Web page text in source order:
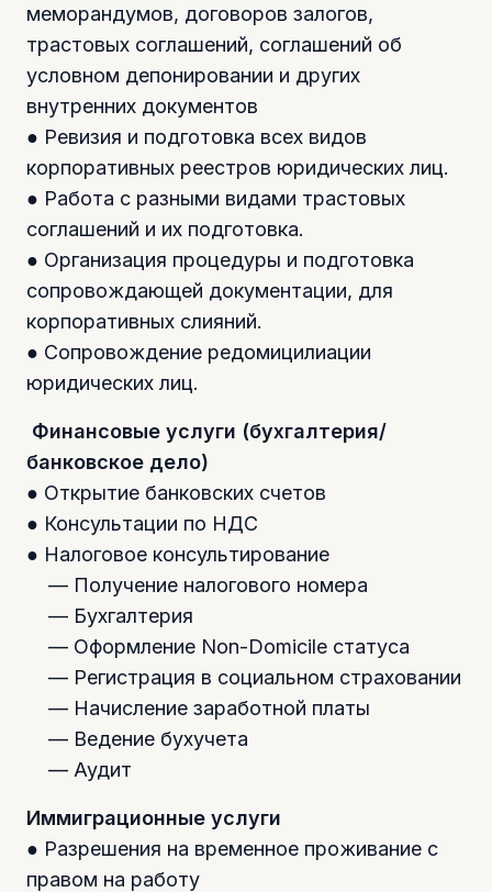
меморандумов, договоров залогов,
трастовых соглашений, соглашений об
условном депонировании и других
внутренних документов
● Ревизия и подготовка всех видов
корпоративных реестров юридических лиц.
● Работа с разными видами трастовых
соглашений и их подготовка.
● Организация процедуры и подготовка
сопровождающей документации, для
корпоративных слияний.
● Сопровождение редомицилиации
юридических лиц.
Финансовые услуги (бухгалтерия/
банковское дело)
● Открытие банковских счетов
● Консультации по НДС
● Налоговое консультирование
— Получение налогового номера
— Бухгалтерия
— Оформление Non-Domicile статуса
— Регистрация в социальном страховании
— Начисление заработной платы
— Ведение бухучета
— Аудит
Иммиграционные услуги
● Разрешения на временное проживание с
правом на работу